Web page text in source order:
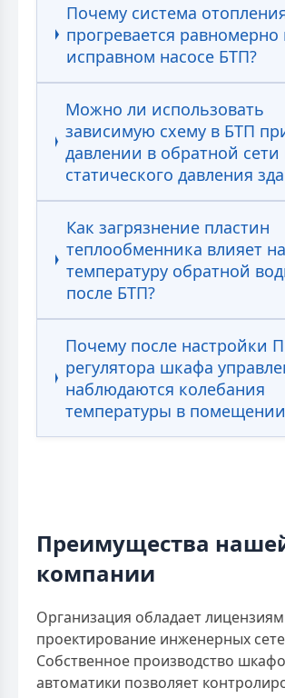
Почему система
прогревается равномерно
исправном насосе БТП?
Можно ли использовать
зависимую схему в БТП
давлении в обратной
статического давления
Как загрязнение пластин
теплообменника влияет на
температуру обратной
после БТП?
Почему после настройки
регулятора шкафа
наблюдаются колебания
температуры в
Преимущества
компании
Организация обладает
проектирование инженерных
Собственное производство
автоматики позволяет